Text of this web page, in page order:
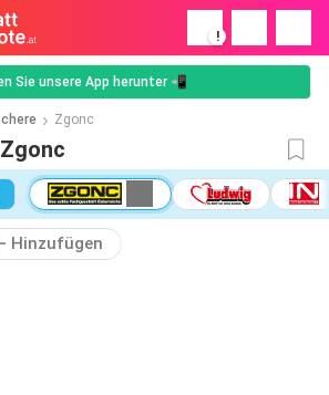
!
Sie unsere App herunter 📲
Zgonc
Hinzufügen